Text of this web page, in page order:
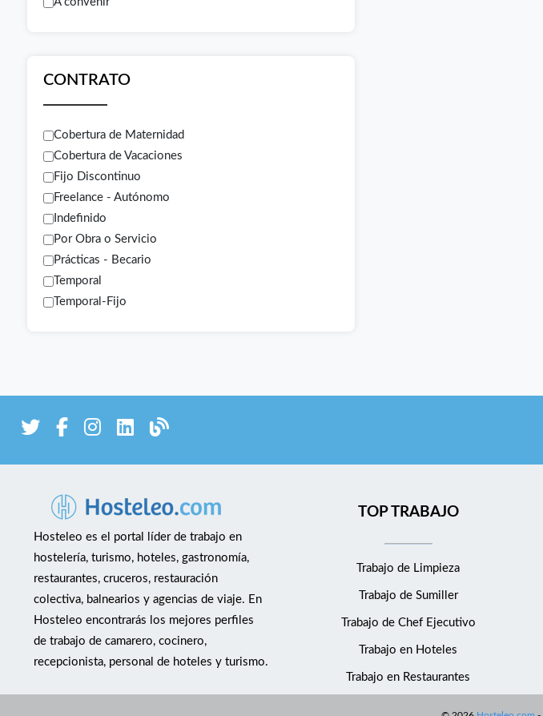
CONTRATO
Cobertura de Maternidad
Cobertura de Vacaciones
Fijo Discontinuo
Freelance - Autónomo
Indefinido
Por Obra o Servicio
Prácticas - Becario
Temporal
Temporal-Fijo
Hosteleo es el portal líder de trabajo en
hostelería, turismo, hoteles, gastronomía,
restaurantes, cruceros, restauración
colectiva, balnearios y agencias de viaje. En
Hosteleo encontrarás los mejores perfiles
de trabajo de camarero, cocinero,
recepcionista, personal de hoteles y turismo.
TOP TRABAJO
Trabajo de Limpieza
Trabajo de Sumiller
Trabajo de Chef Ejecutivo
Trabajo en Hoteles
Trabajo en Restaurantes